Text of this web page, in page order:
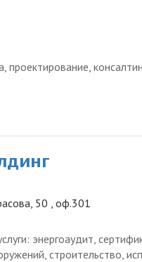
50 , оф.301
энергоаудит,
строительство,